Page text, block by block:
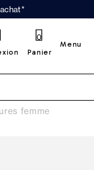
Panier
0
Menu
femme